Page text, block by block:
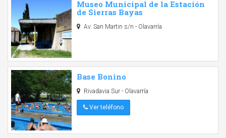
Museo Municipal de la Estación
de Sierras Bayas
Av. San Martin s/n - Olavarría
Base Bonino
Rivadavia Sur - Olavarría
Ver teléfono